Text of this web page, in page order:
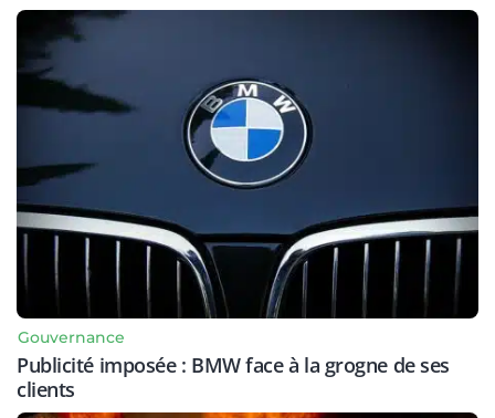
Gouvernance
Publicité imposée : BMW face à la grogne de ses
clients